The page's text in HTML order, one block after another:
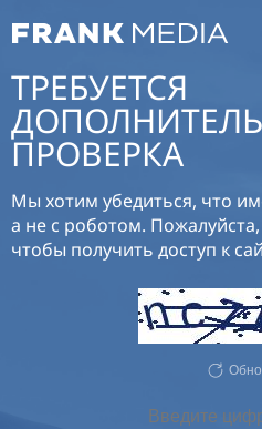
ТРЕБУЕТСЯ
ПРОВЕРКА
Мы хотим убедиться, что
а не с роботом.
чтобы получить доступ к